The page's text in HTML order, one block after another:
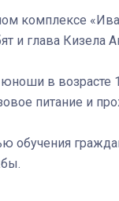
комплексе
и глава
в возрасте
питание и
обучения